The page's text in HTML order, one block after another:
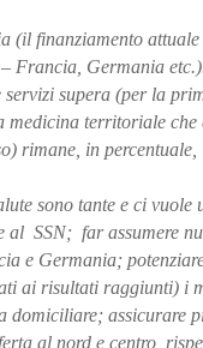
(il finanziamento
Francia, Germania
supera (per la
territoriale che
rimane, in percentuale,
sono tante e ci vuole
SSN; far assumere
e Germania;
ai risultati raggiunti) i
domiciliare; assicurare
al nord e centro,